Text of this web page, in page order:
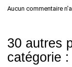
Aucun commentaire
30 autres
catégorie :